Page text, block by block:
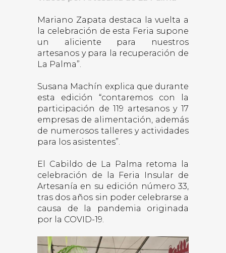
Mariano Zapata destaca la vuelta a
la celebración de esta Feria supone
un aliciente para nuestros
artesanos y para la recuperación de
La Palma”.
Susana Machín explica que durante
esta edición “contaremos con la
participación de 119 artesanos y 17
empresas de alimentación, además
de numerosos talleres y actividades
para los asistentes”.
El Cabildo de La Palma retoma la
celebración de la Feria Insular de
Artesanía en su edición número 33,
tras dos años sin poder celebrarse a
causa de la pandemia originada
por la COVID-19.